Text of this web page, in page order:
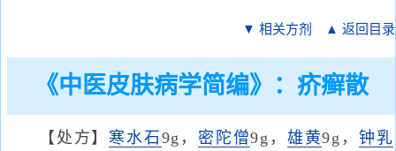
▼ 相关方剂 ▲ 返回目录
《中医皮肤病学简编》：疥癣散
【处方】寒水石 9g， 密陀僧9g， 雄黄9g， 钟乳